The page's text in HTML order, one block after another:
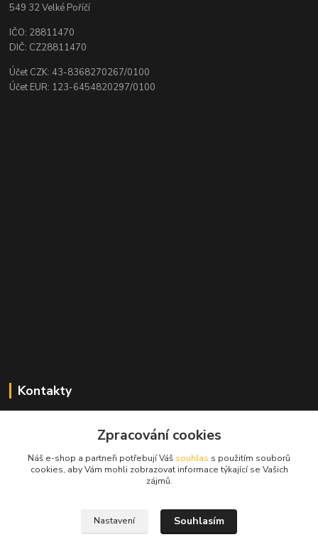
549 32 Velké Poříčí
IČO: 28811470
DIČ: CZ28811470
Účet CZK: 43-8368270267/0100
Účet EUR: 123-6454820297/0100
Kontakty
+420 724 134 431
prodej@alprim.cz
Zpracování cookies
Náš e-shop a partneři potřebují Váš souhlas s použitím souborů
cookies, aby Vám mohli zobrazovat informace týkající se Vašich
zájmů.
Nastavení Souhlasím